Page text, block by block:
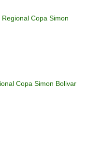
Copa Simon
Copa Simon Bolivar